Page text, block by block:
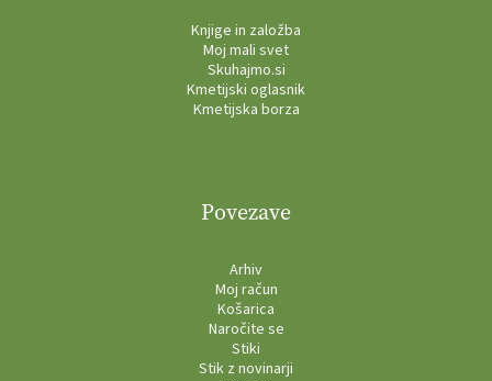
Knjige in založba
Moj mali svet
Skuhajmo.si
Kmetijski oglasnik
Kmetijska borza
Povezave
Arhiv
Moj račun
Košarica
Naročite se
Stiki
Stik z novinarji